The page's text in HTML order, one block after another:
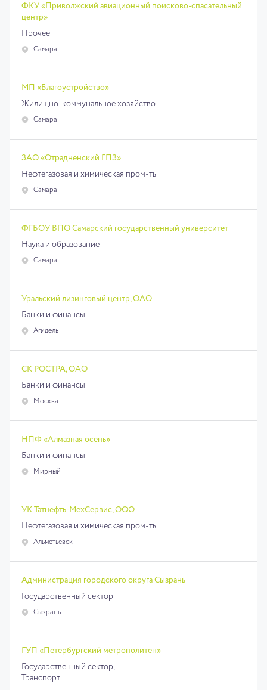
ФКУ «Приволжский авиационный поисково-спасательный
центр»
Прочее
Самара
МП «Благоустройство»
Жилищно-коммунальное хозяйство
Самара
ЗАО «Отрадненский ГПЗ»
Нефтегазовая и химическая пром-ть
Самара
ФГБОУ ВПО Самарский государственный университет
Наука и образование
Самара
Уральский лизинговый центр, ОАО
Банки и финансы
Агидель
СК РОСТРА, ОАО
Банки и финансы
Москва
НПФ «Алмазная осень»
Банки и финансы
Мирный
УК Татнефть-МехСервис, ООО
Нефтегазовая и химическая пром-ть
Альметьевск
Администрация городского округа Сызрань
Государственный сектор
Сызрань
ГУП «Петербургский метрополитен»
Государственный сектор,
Транспорт